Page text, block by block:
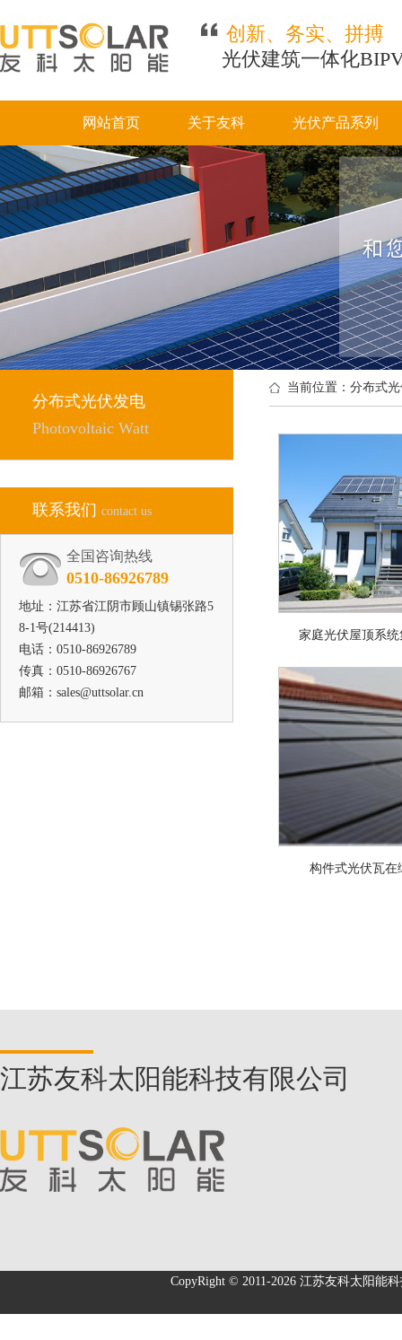
创新、务实、拼搏
光伏建筑一体化
网站首页 关于友科 光伏产品系列
分布式光伏发电
Photovoltaic Watt
联系我们 contact us
全国咨询热线
0510-86926789
地址：江苏省江阴市顾山镇锡张路5
8-1号(214413)
电话：0510-86926789
传真：0510-86926767
邮箱：sales@uttsolar.cn
当前位置：分布式
家庭光伏屋顶系
构件式光伏瓦在
江苏友科太阳能科技有限公司
CopyRight © 2011-2026 江苏友科太阳能